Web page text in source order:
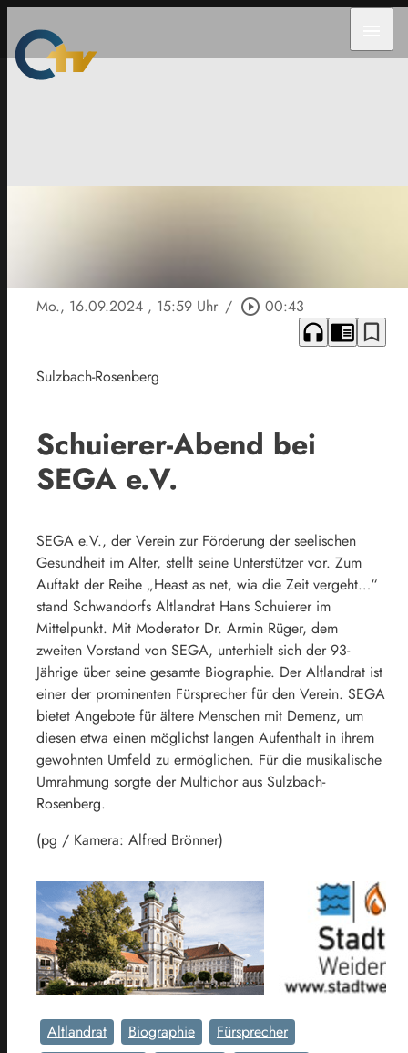
Mo., 16.09.2024 , 15:59 Uhr / play_circle_outline 00:43
headphones chrome_reader_mode bookmark_border
Sulzbach-Rosenberg
Schuierer-Abend bei
SEGA e.V.
SEGA e.V., der Verein zur Förderung der seelischen
Gesundheit im Alter, stellt seine Unterstützer vor. Zum
Auftakt der Reihe „Heast as net, wia die Zeit vergeht…“
stand Schwandorfs Altlandrat Hans Schuierer im
Mittelpunkt. Mit Moderator Dr. Armin Rüger, dem
zweiten Vorstand von SEGA, unterhielt sich der 93-
Jährige über seine gesamte Biographie. Der Altlandrat ist
einer der prominenten Fürsprecher für den Verein. SEGA
bietet Angebote für ältere Menschen mit Demenz, um
diesen etwa einen möglichst langen Aufenthalt in ihrem
gewohnten Umfeld zu ermöglichen. Für die musikalische
Umrahmung sorgte der Multichor aus Sulzbach-
Rosenberg.
(pg / Kamera: Alfred Brönner)
Altlandrat Biographie
Fürsprecher